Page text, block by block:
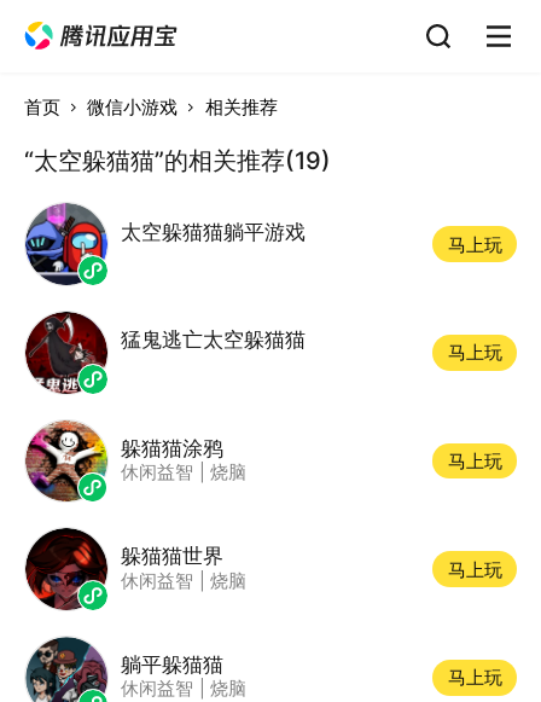
首页 微信小游戏 相关推荐
“太空躲猫猫”的相关推荐(19)
太空躲猫猫躺平游戏
马上玩
猛鬼逃亡太空躲猫猫
马上玩
躲猫猫涂鸦
休闲益智 烧脑
马上玩
躲猫猫世界
休闲益智 烧脑
马上玩
躺平躲猫猫
休闲益智 烧脑
马上玩